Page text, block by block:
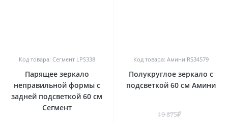
Код товара: Сегмент LPS338
Парящее зеркало
неправильной формы с
задней подсветкой 60 см
Сегмент
Код товара: Амини RS34579
Полукруглое зеркало с
подсветкой 60 см Амини
19 875₽